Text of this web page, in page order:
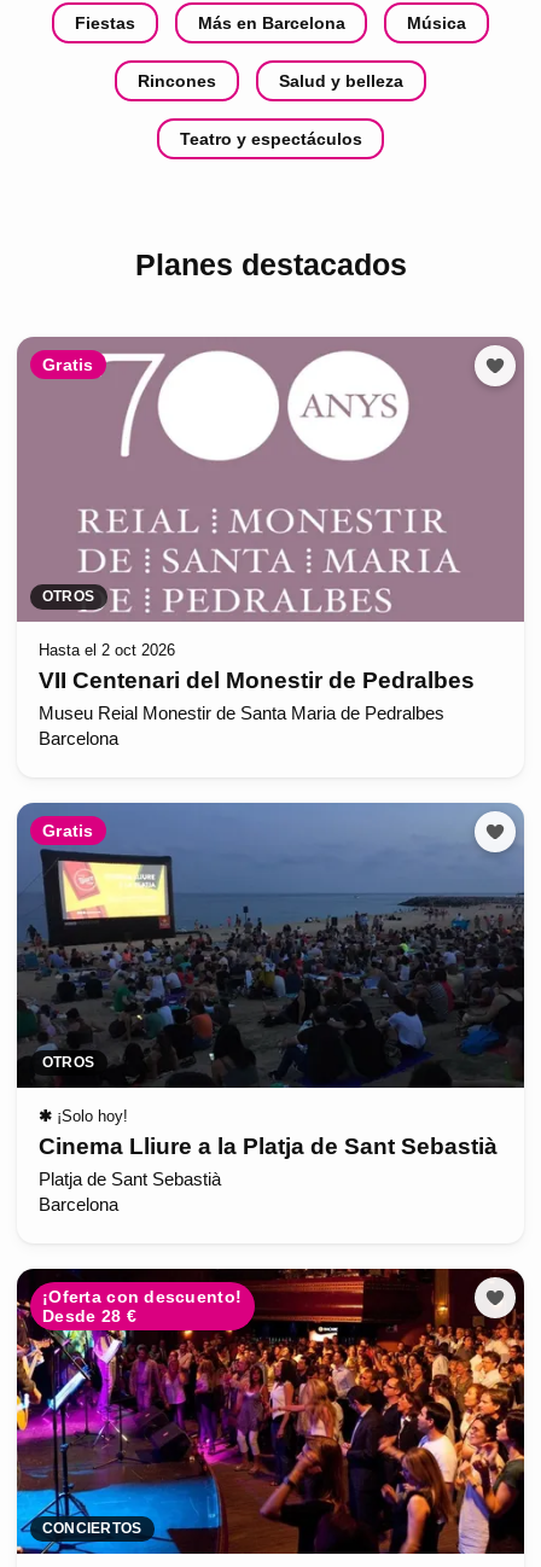
Fiestas Más en Barcelona Música
Rincones Salud y belleza
Teatro y espectáculos
Planes destacados
Gratis
OTROS
Hasta el 2 oct 2026
VII Centenari del Monestir de Pedralbes
Museu Reial Monestir de Santa Maria de Pedralbes
Barcelona
Gratis
OTROS
✱ ¡Solo hoy!
Cinema Lliure a la Platja de Sant Sebastià
Platja de Sant Sebastià
Barcelona
¡Oferta con descuento!
Desde 28 €
CONCIERTOS